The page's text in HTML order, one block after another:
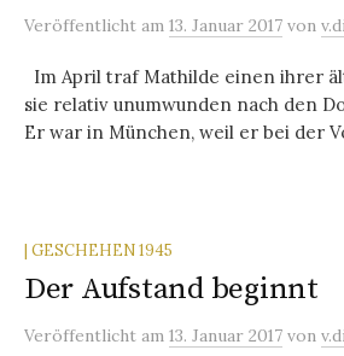
Veröffentlicht am 13. Januar 2017 von
Im April traf Mathilde einen ihrer
sie relativ unumwunden nach den
Er war in München, weil er bei der
| GESCHEHEN 1945
Der Aufstand beginnt
Veröffentlicht am 13. Januar 2017 von